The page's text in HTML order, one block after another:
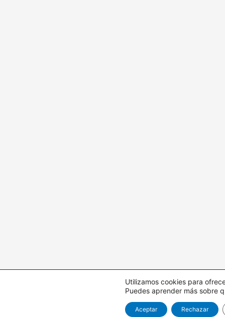
Utilizamos cookies para
Puedes aprender más sobre
Aceptar Rechazar